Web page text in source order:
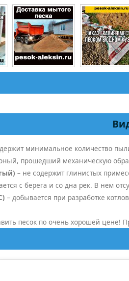
минимальное количество
прошедший механическую
– не содержит глинистых
с берега и со дна рек. В нем
– добывается при разработке
песок по очень хорошей цене!